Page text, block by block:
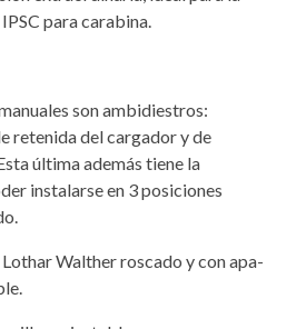
para carabina.
son ambidiestros:
retenida del cargador y de
última además tiene la
instalarse en 3 posiciones
Walther roscado y con apa­